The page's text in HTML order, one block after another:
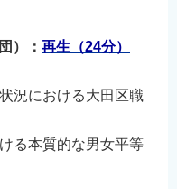
）： 再生（24分）
況における大田区職
る本質的な男女平等